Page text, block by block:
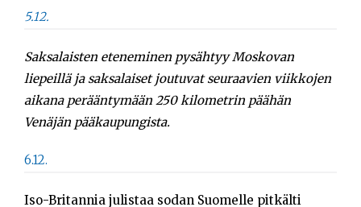
5.12.
Saksalaisten eteneminen pysähtyy Moskovan
liepeillä ja saksalaiset joutuvat seuraavien viikkojen
aikana perääntymään 250 kilometrin päähän
Venäjän pääkaupungista.
6.12.
Iso-Britannia julistaa sodan Suomelle pitkälti